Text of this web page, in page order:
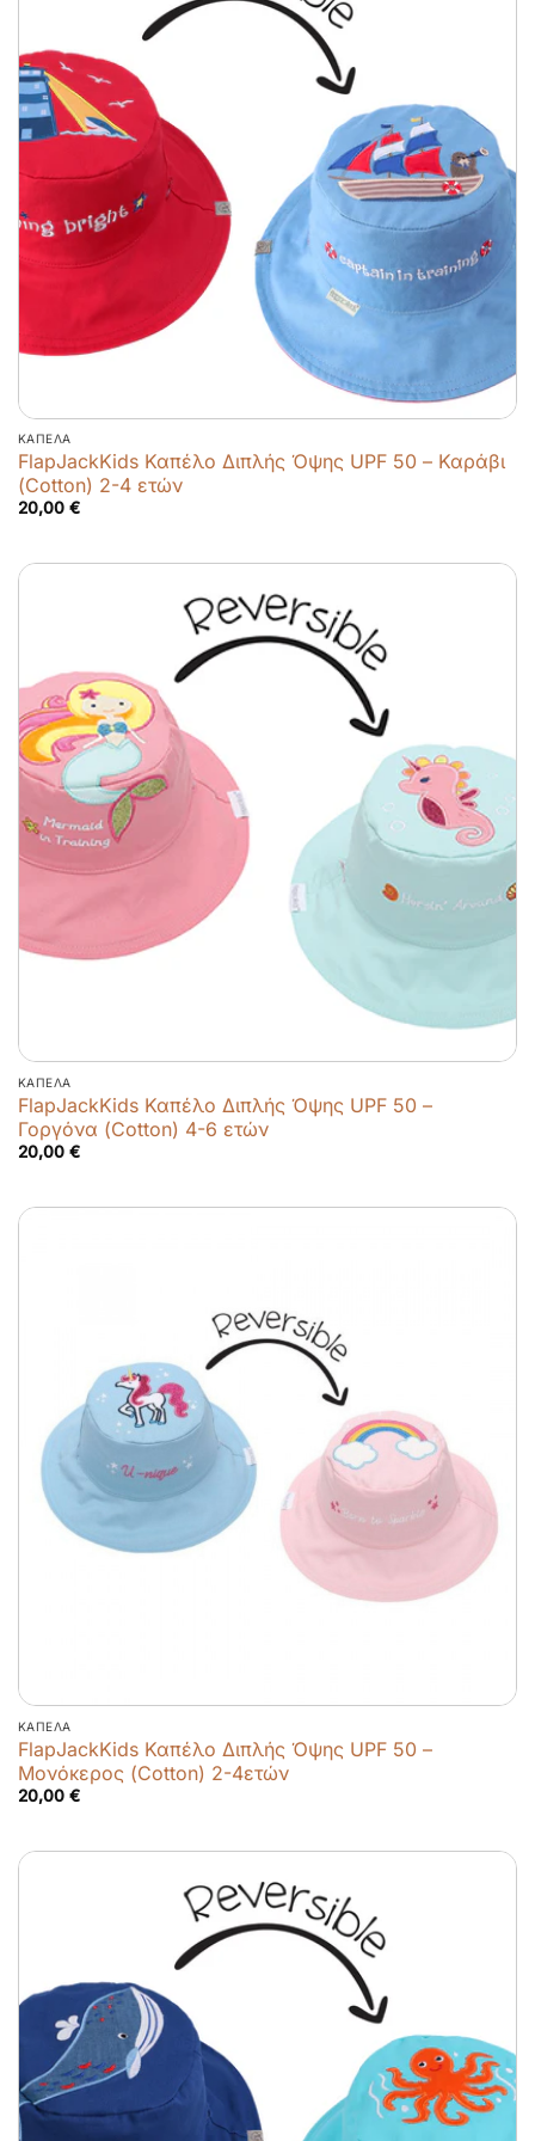
ΚΑΠΈΛΑ
FlapJackKids Καπέλο Διπλής Όψης UPF 50 – Καράβι
(Cotton) 2-4 ετών
20,00 €
ΚΑΠΈΛΑ
FlapJackKids Καπέλο Διπλής Όψης UPF 50 –
Γοργόνα (Cotton) 4-6 ετών
20,00 €
ΚΑΠΈΛΑ
FlapJackKids Καπέλο Διπλής Όψης UPF 50 –
Μονόκερος (Cotton) 2-4ετών
20,00 €